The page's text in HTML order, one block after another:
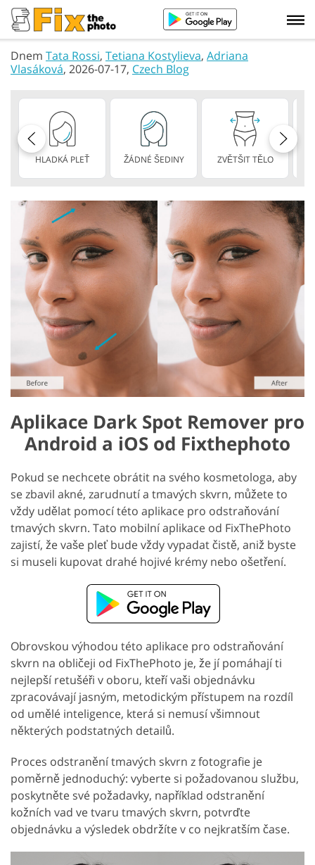
Dnem Tata Rossi, Tetiana Kostylieva, Adriana
Vlasáková, 2026-07-17, Czech Blog
HLADKÁ PLEŤ ŽÁDNÉ ŠEDINY ZVĚTŠIT TĚLO
Aplikace Dark Spot Remover pro
Android a iOS od Fixthephoto
Pokud se nechcete obrátit na svého kosmetologa, aby
se zbavil akné, zarudnutí a tmavých skvrn, můžete to
vždy udělat pomocí této aplikace pro odstraňování
tmavých skvrn. Tato mobilní aplikace od FixThePhoto
zajistí, že vaše pleť bude vždy vypadat čistě, aniž byste
si museli kupovat drahé hojivé krémy nebo ošetření.
Obrovskou výhodou této aplikace pro odstraňování
skvrn na obličeji od FixThePhoto je, že jí pomáhají ti
nejlepší retušéři v oboru, kteří vaši objednávku
zpracovávají jasným, metodickým přístupem na rozdíl
od umělé inteligence, která si nemusí všimnout
některých podstatných detailů.
Proces odstranění tmavých skvrn z fotografie je
poměrně jednoduchý: vyberte si požadovanou službu,
poskytněte své požadavky, například odstranění
kožních vad ve tvaru tmavých skvrn, potvrďte
objednávku a výsledek obdržíte v co nejkratším čase.